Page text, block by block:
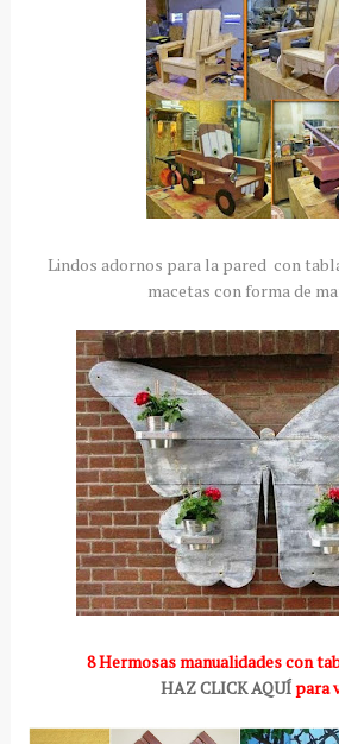
Lindos adornos para la pared con
macetas con forma de
8 Hermosas manualidades con
HAZ CLICK AQUÍpara